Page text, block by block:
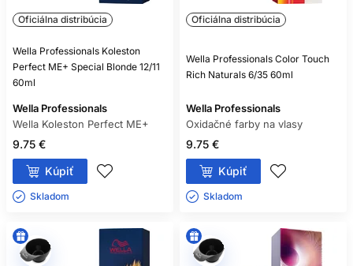
Oficiálna distribúcia
Wella Professionals Koleston
Perfect ME+ Special Blonde 12/11
60ml
Wella Professionals
Wella Koleston Perfect ME+
9.75 €
Kúpiť
Skladom ㅤ
Oficiálna distribúcia
Wella Professionals Color Touch
Rich Naturals 6/35 60ml
Wella Professionals
Oxidačné farby na vlasy
9.75 €
Kúpiť
Skladom ㅤ